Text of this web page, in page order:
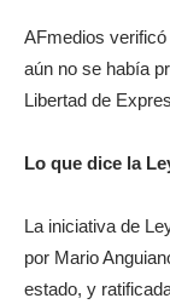
AFmedios
aún no se había
Libertad de
Lo que dice la
La iniciativa de
por Mario
estado, y